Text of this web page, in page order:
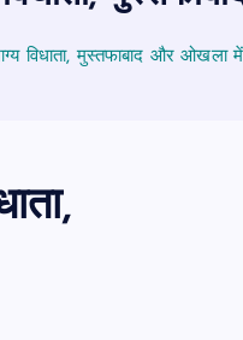
विधाता, मुस्तफाबाद और ओखला